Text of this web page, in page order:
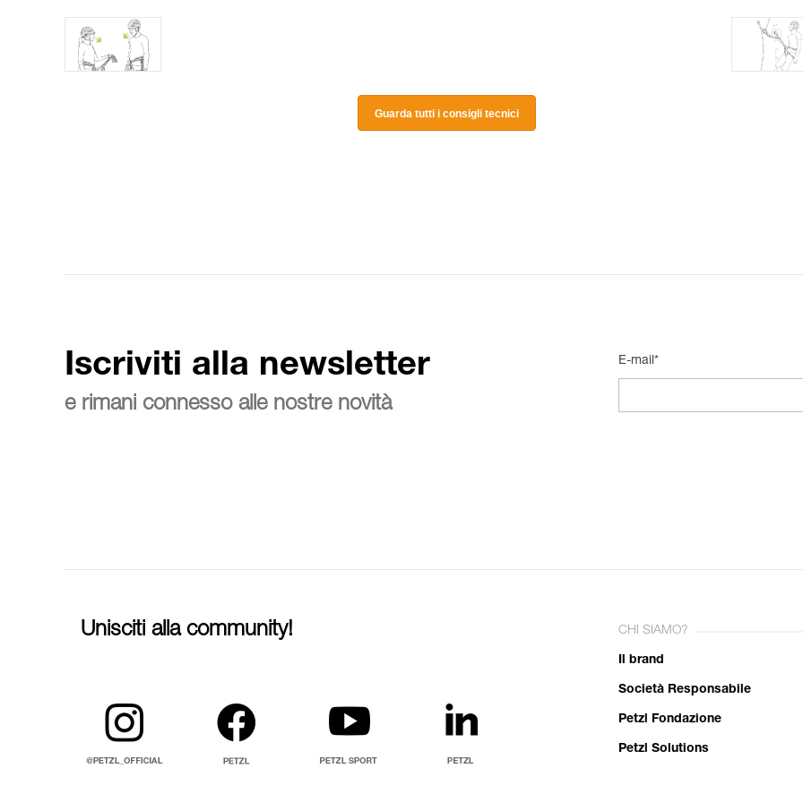
Guarda tutti i consigli tecnici
Iscriviti alla newsletter
e rimani connesso alle nostre novità
E-mail*
Unisciti alla community! CHI SIAMO?
Il brand
Società Responsabile
Petzl Fondazione
Petzl Solutions